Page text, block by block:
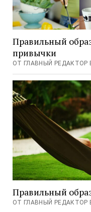
Правильный
привычки
ОТ ГЛАВНЫЙ РЕДАКТОР
Правильный
ОТ ГЛАВНЫЙ РЕДАКТОР